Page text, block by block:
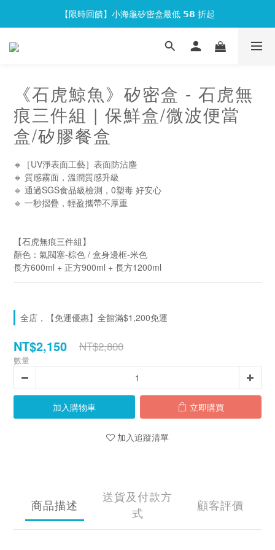
官網會員首次下單現折 $𝟏𝟎𝟎 元❕
【限時回饋】小海龜矽密盒最低 𝟱𝟴 折起
官網會員首次下單現折 $𝟏𝟎𝟎 元❕
《石虎鯨魚》矽密盒 - 石虎無
痕三件組 | 保鮮盒/微波便當
盒/矽膠餐盒
🔸［UV淨表面工藝］表面防沾塵
🔸 質感霧面，溫潤質感升級
🔹 通過SGS食品級檢測，0塑毒 好安心
🔹 一秒摺疊，輕盈攜帶不厚重
【石虎無痕三件組】
顏色：氣閥塞-棕色 / 盒身邊框-米色
長方600ml + 正方900ml + 長方1200ml
全店，【免運優惠】全館滿$1,200免運
NT$2,150 NT$2,800
數量
加入購物車 立即購買
加入追蹤清單
商品描述
送貨及付款方
式
顧客評價